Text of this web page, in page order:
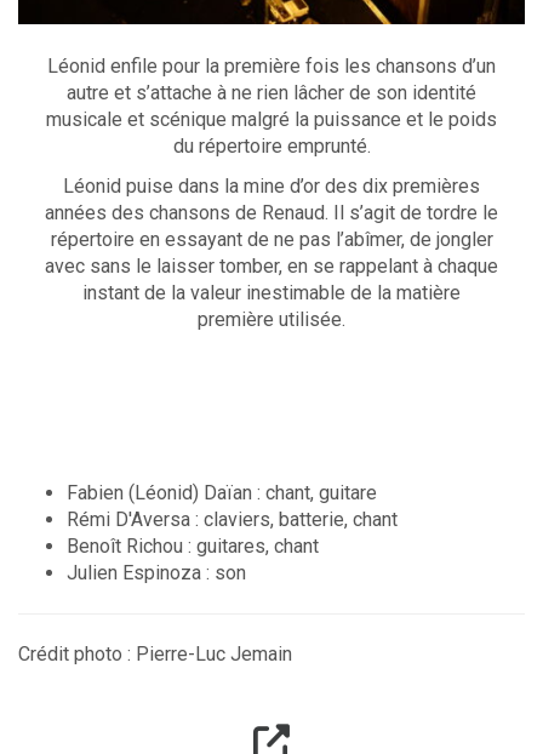
Léonid enfile pour la première fois les chansons d’un
autre et s’attache à ne rien lâcher de son identité
musicale et scénique malgré la puissance et le poids
du répertoire emprunté.
Léonid puise dans la mine d’or des dix premières
années des chansons de Renaud. Il s’agit de tordre le
répertoire en essayant de ne pas l’abîmer, de jongler
avec sans le laisser tomber, en se rappelant à chaque
instant de la valeur inestimable de la matière
première utilisée.
Fabien (Léonid) Daïan : chant, guitare
Rémi D'Aversa : claviers, batterie, chant
Benoît Richou : guitares, chant
Julien Espinoza : son
Crédit photo : Pierre-Luc Jemain